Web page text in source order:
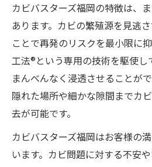
カビバスターズ福岡の特徴は、
あります。カビの繁殖源を見逃
ことで再発のリスクを最小限に
工法®という専用の技術を駆使し
まんべんなく浸透させることが
隠れた場所や細かな隙間までカ
去が可能です。
カビバスターズ福岡はお客様の
います。カビ問題に対する不安